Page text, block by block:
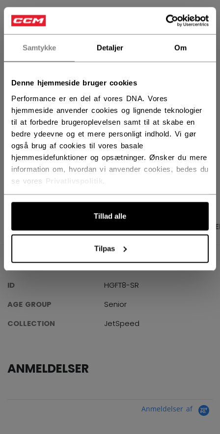
Samtykke Detaljer Om
Denne hjemmeside bruger cookies
Performance er en del af vores DNA. Vores
hjemmeside anvender cookies og lignende teknologier
til at forbedre brugeroplevelsen samt til at skabe en
bedre ydeevne og et mere personligt indhold. Vi gør
også brug af cookies til vores basale
hjemmesidefunktioner og opsætninger. Ønsker du mere
information om, hvordan vi anvender cookies, bedes du
se vores
Tillad alle
Tilpas
13not.available
ANTAL
LÆG I KURV
FIND I BUTIK
Leveringsvilkår Gratis retur
PRODUKTBILLEDER
SPECIFIKATIONER
ID
HGFT8-SR
AGE GROUP
Senior
COLLECTION
JetSpeed
ANMELDELSER
Anmeldelser af